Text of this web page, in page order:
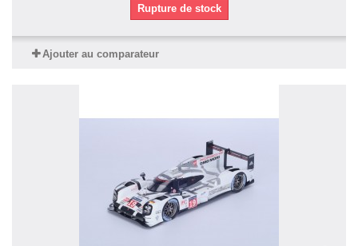
Rupture de stock
Ajouter au comparateur